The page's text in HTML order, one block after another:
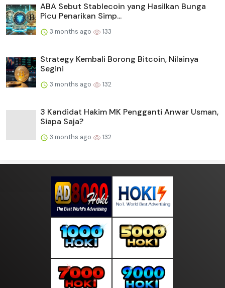
ABA Sebut Stablecoin yang Hasilkan Bunga
Picu Penarikan Simp...
3 months ago 133
Strategy Kembali Borong Bitcoin, Nilainya
Segini
3 months ago 132
3 Kandidat Hakim MK Pengganti Anwar Usman,
Siapa Saja?
3 months ago 132